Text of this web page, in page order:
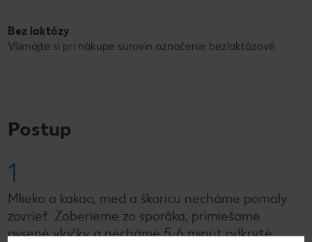
Bez laktózy
Všímajte si pri nákupe surovín označenie bezlaktózové.
Postup
1
Mlieko a kakao, med a škoricu necháme pomaly
zovrieť. Zoberieme zo sporáka, primiešame
ovsené vločky a necháme 5-6 minút odkryté